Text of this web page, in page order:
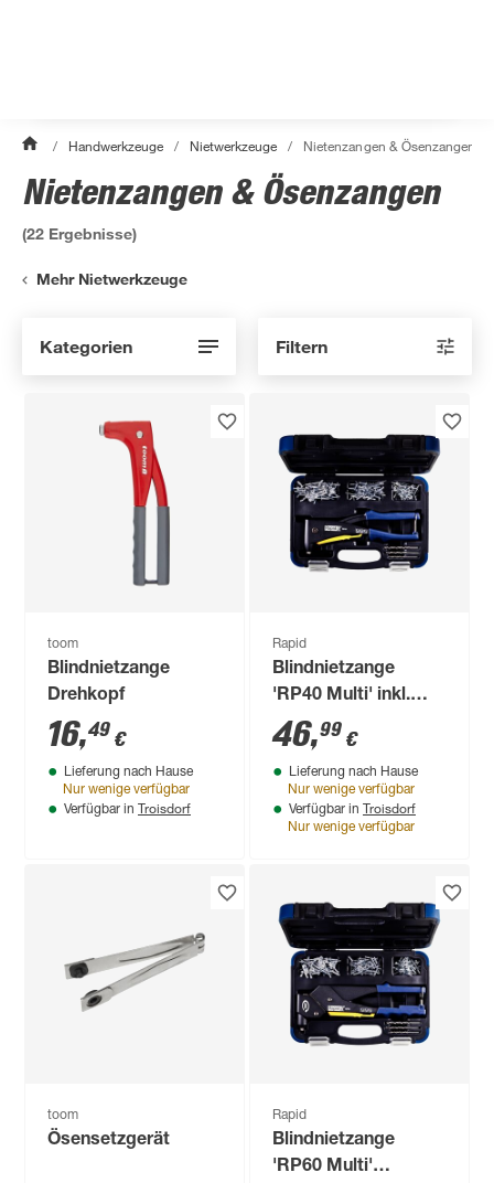
/ Handwerkzeuge / Nietwerkzeuge / Nietenzangen & Ösenzangen
Nietenzangen & Ösenzangen
(22 Ergebnisse)
Mehr Nietwerkzeuge
Kategorien Filtern
toom
Blindnietzange
Drehkopf
16,49 €
Lieferung nach Hause
Nur wenige verfügbar
Verfügbar in Troisdorf
Rapid
Blindnietzange
'RP40 Multi' inkl.
Koffer, für Nieten mit
Ø 3,2 - 4,8 mm
46,99 €
Lieferung nach Hause
Nur wenige verfügbar
Verfügbar in Troisdorf
Nur wenige verfügbar
toom
Ösensetzgerät
Rapid
Blindnietzange
'RP60 Multi'